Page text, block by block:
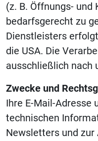
(z. B. Öffnungs-
bedarfsgerecht zu
Dienstleisters
die USA. Die
ausschließlich nach
Zwecke und
Ihre E-Mail-Adresse
technischen
Newsletters und